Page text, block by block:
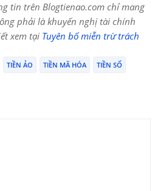
tin trên Blogtienao.com chỉ mang
phải là khuyến nghị tài chính
xem tại Tuyên bố miễn trừ trách
TIỀN ẢO TIỀN MÃ HÓA TIỀN SỐ